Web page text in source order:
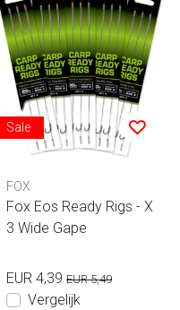
Sale
FOX
Fox Eos Ready Rigs - X
3 Wide Gape
EUR 4,39 EUR 5,49
Vergelijk